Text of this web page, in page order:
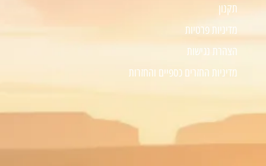
תקנון
מדיניות פרטיות
הצהרת נגישות
מדיניות החזרים כספיים והחזרות